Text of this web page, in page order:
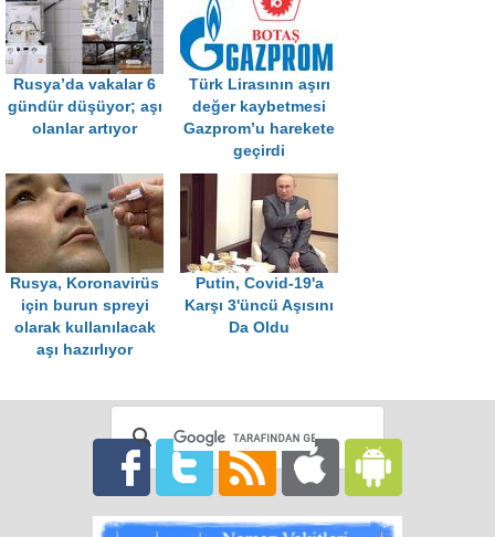
Rusya’da vakalar 6
gündür düşüyor; aşı
olanlar artıyor
Türk Lirasının aşırı
değer kaybetmesi
Gazprom’u harekete
geçirdi
Rusya, Koronavirüs
için burun spreyi
olarak kullanılacak
aşı hazırlıyor
Putin, Covid-19'a
Karşı 3'üncü Aşısını
Da Oldu